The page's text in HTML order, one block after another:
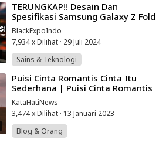
⁣TERUNGKAP!! Desain Dan
Spesifikasi Samsung Galaxy Z Fold
6 & Z Flip 6
BlackExpoIndo
7,934 x Dilihat · 29 Juli 2024
Sains & Teknologi
⁣Puisi Cinta Romantis Cinta Itu
Sederhana | Puisi Cinta Romantis
Menyentuh Hati
KataHatiNews
3,474 x Dilihat · 13 Januari 2023
Blog & Orang